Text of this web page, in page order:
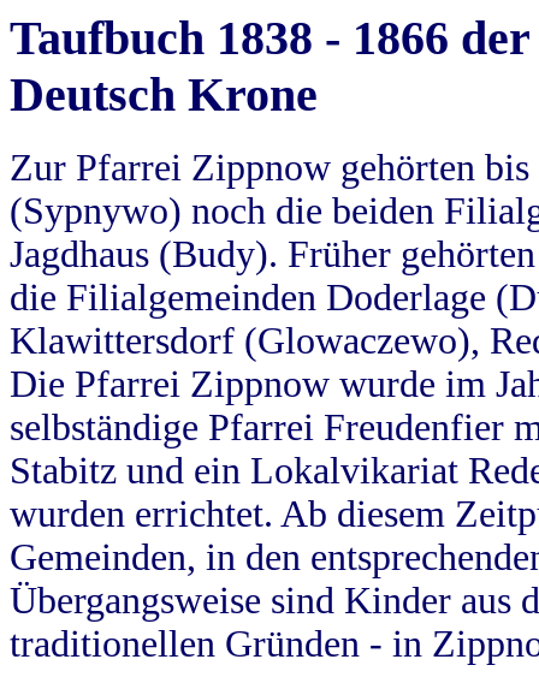
Taufbuch 1838 - 1866
Deutsch Krone
Zur Pfarrei Zippnow gehörten
(Sypnywo) noch die beiden
Jagdhaus (Budy). Früher
die Filialgemeinden Doderlage
Klawittersdorf (Glowaczewo),
Die Pfarrei Zippnow wurde im
selbständige Pfarrei Freudenfier
Stabitz und ein Lokalvikariat
wurden errichtet. Ab diesem
Gemeinden, in den
Übergangsweise sind Kinder aus
traditionellen Gründen - in